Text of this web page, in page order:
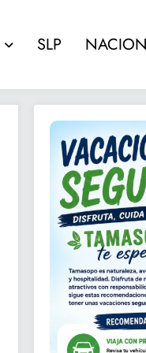
SLP